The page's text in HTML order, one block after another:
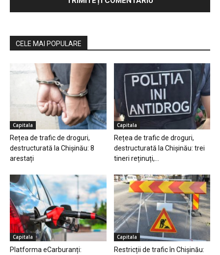
CELE MAI POPULARE
Capitala
Rețea de trafic de droguri,
destructurată la Chișinău: 8
arestați
Capitala
Rețea de trafic de droguri,
destructurată la Chișinău: trei
tineri reținuți,...
Capitala
Platforma eCarburanți:
Capitala
Restricții de trafic în Chișinău: